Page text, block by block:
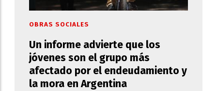
Un informe advierte que los
jóvenes son el grupo más
afectado por el endeudamiento y
la mora en Argentina
OBRAS SOCIALES